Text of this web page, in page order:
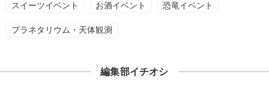
スイーツイベント お酒イベント 恐竜イベント
プラネタリウム・天体観測
編集部イチオシ